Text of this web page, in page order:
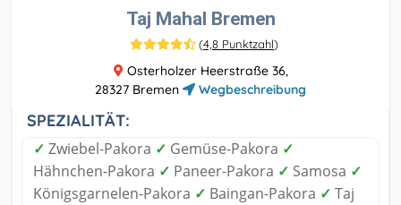
Taj Mahal Bremen
(4,8 Punktzahl)
Osterholzer Heerstraße 36,
28327 Bremen
Wegbeschreibung
SPEZIALITÄT:
✓ Zwiebel-Pakora ✓ Gemüse-Pakora ✓
Hähnchen-Pakora ✓ Paneer-Pakora ✓ Samosa ✓
Königsgarnelen-Pakora ✓ Baingan-Pakora ✓ Taj